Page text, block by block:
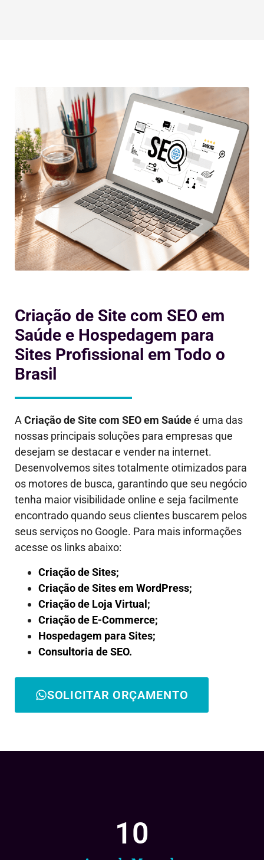
Criação de Site com SEO em
Saúde e Hospedagem para
Sites Profissional em Todo o
Brasil
ACriação de Site com SEO em Saúdeé uma das
nossas principais soluções para empresas que
desejam se destacar e vender na internet.
Desenvolvemos sites totalmente otimizados para
os motores de busca, garantindo que seu negócio
tenha maior visibilidade online e seja facilmente
encontrado quando seus clientes buscarem pelos
seus serviços no Google. Para mais informações
acesse os links abaixo:
Criação de Sites;
Criação de Sites em WordPress;
Criação de Loja Virtual;
Criação de E-Commerce;
Hospedagem para Sites;
Consultoria de SEO.
SOLICITAR ORÇAMENTO
10